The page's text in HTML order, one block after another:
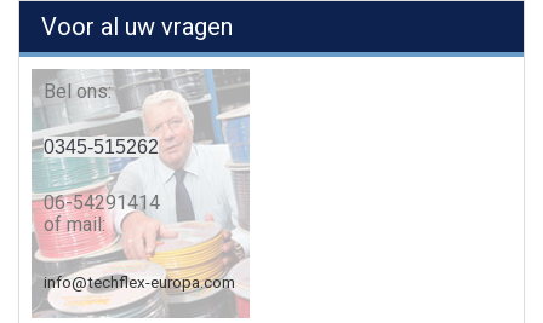
Voor al uw vragen
Bel ons:
0345-515262
06-54291414
of mail:
info@techflex-europa.com